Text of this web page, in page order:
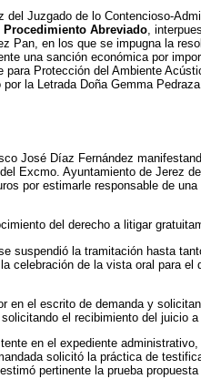
Juzgado de lo Contencioso-
Procedimiento Abreviado,
Pan, en los que se impugna la
una sanción económica por
Protección del Ambiente
la Letrada Doña Gemma
José Díaz Fernández
Excmo. Ayuntamiento de Jerez
por estimarle responsable de
del derecho a litigar
suspendió la tramitación hasta
celebración de la vista oral para
el escrito de demanda y
el recibimiento del juicio a
en el expediente
solicitó la práctica de
pertinente la prueba